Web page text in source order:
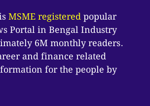
MSME registeredpopular
Portal in Bengal Industry
6M monthly readers.
and finance related
for the people by